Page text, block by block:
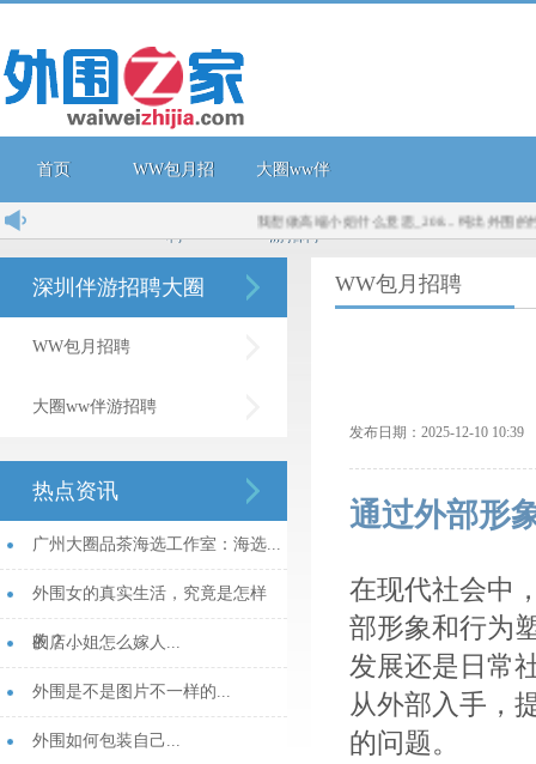
首页 WW包月招
聘
大圈ww伴
游招聘
我想做高端小姐什么意思_208... 纯出外围的性
深圳伴游招聘大圈
WW包月招聘
大圈ww伴游招聘
热点资讯
‌广州大圈品茶海选工作室‌：海选...
外围女的真实生活，究竟是怎样
的？...
夜店小姐怎么嫁人...
外围是不是图片不一样的...
外围如何包装自己...
WW包月招聘
发布日期：2025-12-10
通过外部形
在现代社会中
部形象和行为
发展还是日常
从外部入手，
的问题。